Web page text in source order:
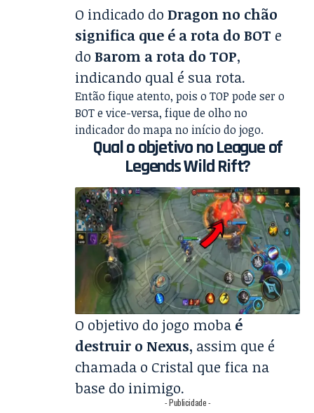
O indicado doDragon no chão
significa que é a rota do BOT e
do Barom a rota do TOP,
indicando qual é sua rota.
Então fique atento, pois o TOP pode ser o
BOT e vice-versa, fique de olho no
indicador do mapa no início do jogo.
Qual o objetivo no League of
Legends Wild Rift?
O objetivo do jogo moba é
destruir o Nexus, assim que é
chamada o Cristal que fica na
base do inimigo.
- Publicidade -